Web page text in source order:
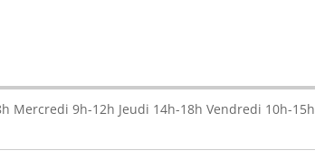
Mercredi 9h-12h Jeudi 14h-18h Vendredi 10h-15h